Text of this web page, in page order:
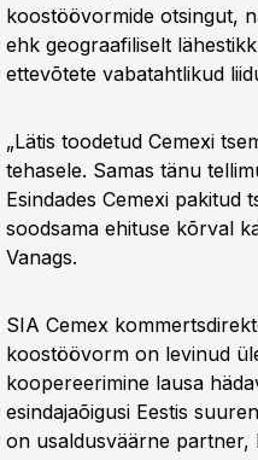
koostöövormide otsingut,
ehk geograafiliselt
ettevõtete vabatahtlikud
„Lätis toodetud Cemexi
tehasele. Samas tänu
Esindades Cemexi pakitud
soodsama ehituse kõrval
Vanags.
SIA Cemex
koostöövorm on levinud
koopereerimine lausa
esindajaõigusi Eestis
on usaldusväärne partner,